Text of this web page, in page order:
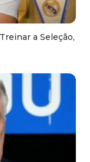
a Seleção,